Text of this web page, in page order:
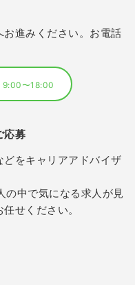
お進みください。お電話
9:00〜18:00
応募
をキャリアアドバイザ
の中で気になる求人が見
せください。